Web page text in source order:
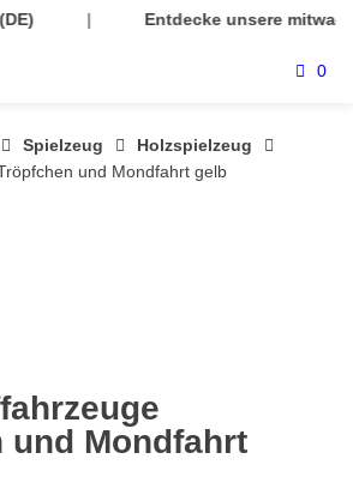
Entdecke unsere mitwachsende
0
Spielzeug
Holzspielzeug
und Mondfahrt gelb
und Mondfahrt